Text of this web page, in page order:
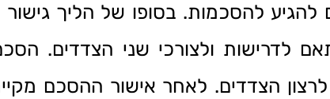
להסכמות. בסופו של הליך גישור
לדרישות ולצורכי שני הצדדים.
הצדדים. לאחר אישור ההסכם